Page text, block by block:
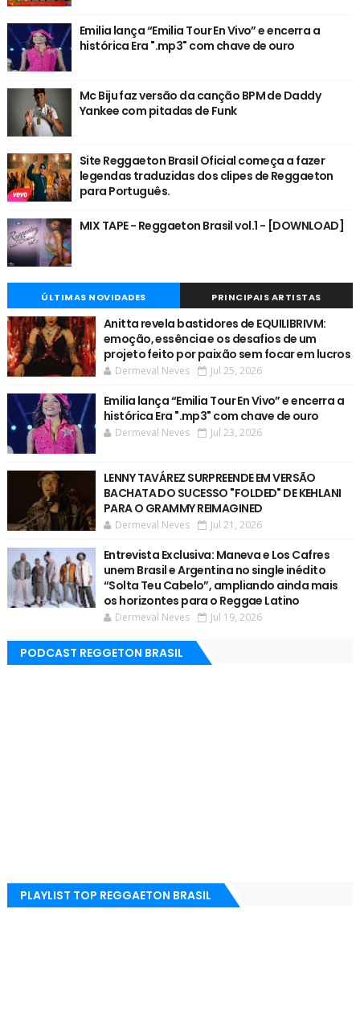
Emilia lança “Emilia Tour En Vivo” e encerra a
histórica Era ".mp3" com chave de ouro
Mc Biju faz versão da canção BPM de Daddy
Yankee com pitadas de Funk
Site Reggaeton Brasil Oficial começa a fazer
legendas traduzidas dos clipes de Reggaeton
para Português.
MIX TAPE - Reggaeton Brasil vol.1 - [DOWNLOAD]
ÚLTIMAS NOVIDADES PRINCIPAIS ARTISTAS
Anitta revela bastidores de EQUILIBRIVM:
emoção, essência e os desafios de um
projeto feito por paixão sem focar em lucros
Dermeval Neves Jul 25, 2026
Emilia lança “Emilia Tour En Vivo” e encerra a
histórica Era ".mp3" com chave de ouro
Dermeval Neves Jul 23, 2026
LENNY TAVÁREZ SURPREENDE EM VERSÃO
BACHATA DO SUCESSO "FOLDED" DE KEHLANI
PARA O GRAMMY REIMAGINED
Dermeval Neves Jul 21, 2026
Entrevista Exclusiva: Maneva e Los Cafres
unem Brasil e Argentina no single inédito
“Solta Teu Cabelo”, ampliando ainda mais
os horizontes para o Reggae Latino
Dermeval Neves Jul 19, 2026
PODCAST REGGETON BRASIL
PLAYLIST TOP REGGAETON BRASIL